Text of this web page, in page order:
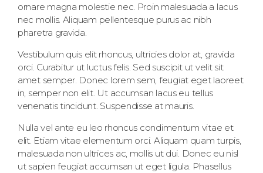
ornare magna molestie nec. Proin malesuada a lacus
nec mollis. Aliquam pellentesque purus ac nibh
pharetra gravida.
Vestibulum quis elit rhoncus, ultricies dolor at, gravida
orci. Curabitur ut luctus felis. Sed suscipit ut velit sit
amet semper. Donec lorem sem, feugiat eget laoreet
in, semper non elit. Ut accumsan lacus eu tellus
venenatis tincidunt. Suspendisse at mauris.
Nulla vel ante eu leo rhoncus condimentum vitae et
elit. Etiam vitae elementum orci. Aliquam quam turpis,
malesuada non ultrices ac, mollis ut dui. Donec eu nisl
ut sapien feugiat accumsan ut eget ligula. Phasellus